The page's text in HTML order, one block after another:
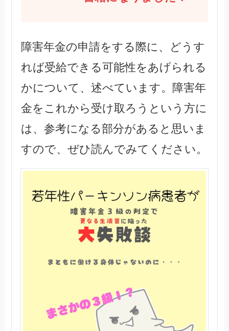
障害年金の申請をする際に、どうす
れば受給できる可能性をあげられる
かについて、述べています。障害年
金をこれから受け取ろうという方に
は、参考になる部分があると思いま
すので、ぜひ読んでみてください。